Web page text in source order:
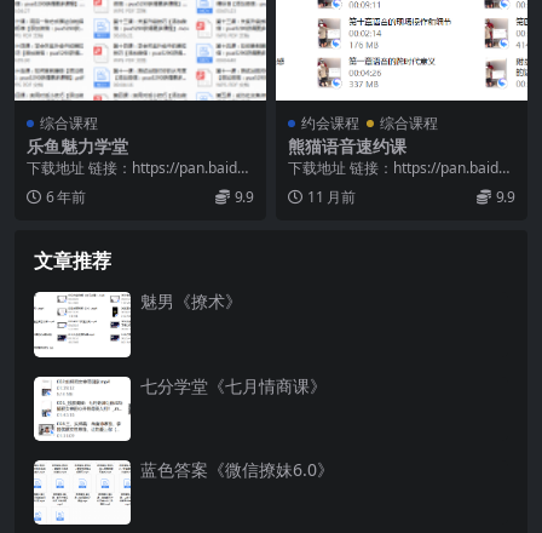
综合课程
乐鱼魅力学堂
下载地址 链接：https://pan.baidu.
com/s/1hHwF5Te...
6 年前 9.9
约会课程 综合课程
熊猫语音速约课
下载地址 链接：https://pan.baidu.
com/s/1khZQE60...
11 月前 9.9
文章推荐
魅男《撩术》
七分学堂《七月情商课》
蓝色答案《微信撩妹6.0》